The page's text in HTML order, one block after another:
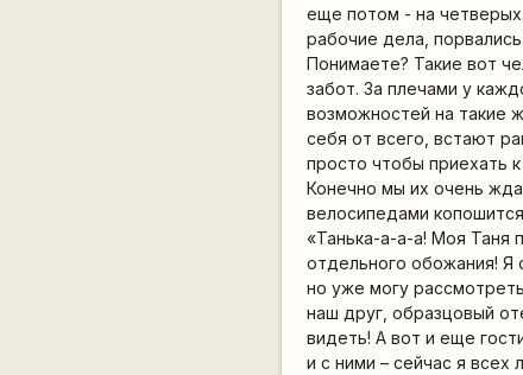
еще потом - на
рабочие дела, порвались
Понимаете? Такие вот
забот. За плечами у
возможностей на такие
себя от всего, встают
просто чтобы приехать к
Конечно мы их очень
велосипедами
«Танька-а-а-а! Моя Таня
отдельного обожания! Я
но уже могу
наш друг, образцовый
видеть! А вот и еще
и с ними – сейчас я всех